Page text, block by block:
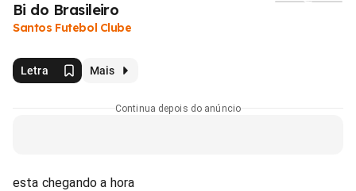
Bi do Brasileiro
Santos Futebol Clube
Letra Mais
Continua depois do anúncio
esta chegando a hora